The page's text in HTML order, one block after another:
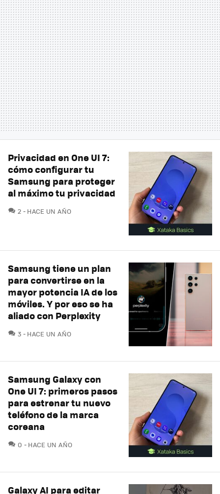
Privacidad en One UI 7:
cómo configurar tu
Samsung para proteger
al máximo tu privacidad
2 COMENTARIOS
HACE UN AÑO
Samsung tiene un plan
para convertirse en la
mayor potencia IA de los
móviles. Y por eso se ha
aliado con Perplexity
3 COMENTARIOS
HACE UN AÑO
Samsung Galaxy con
One UI 7: primeros pasos
para estrenar tu nuevo
teléfono de la marca
coreana
0 COMENTARIOS
HACE UN AÑO
Galaxy AI para editar